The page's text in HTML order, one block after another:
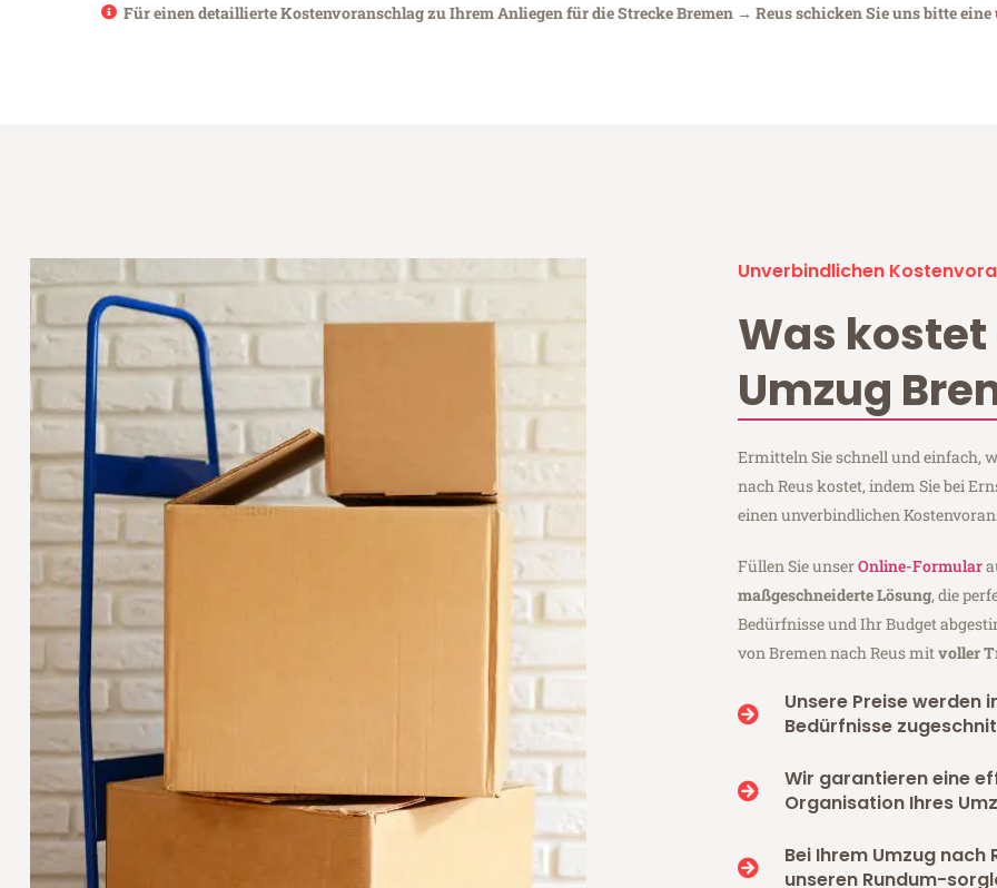
Für einen detaillierte Kostenvoranschlag zu Ihrem Anliegen für die Strecke Bremen → Reus schicken Sie uns bitte eine
Unverbindlichen
Was kostet
Umzug
Ermitteln Sie schnell und einfach,
nach Reus kostet, indem Sie bei
einen unverbindlichen
Füllen Sie unserOnline-Formular
maßgeschneiderte Lösung, die
Bedürfnisse und Ihr Budget
von Bremen nach Reus mitvoller
Unsere Preise werden
Bedürfnisse
Wir garantieren eine
Organisation Ihres
Bei Ihrem Umzug nach
unseren Rundum-